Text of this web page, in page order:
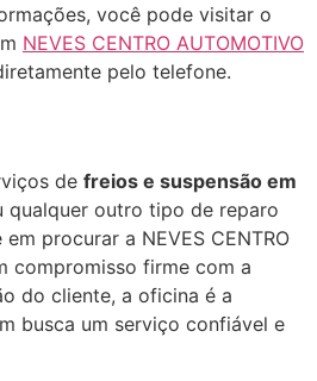
você pode visitar o
NEVES CENTRO AUTOMOTIVO
pelo telefone.
de freios e suspensão em
qualquer outro tipo de reparo
procurar a NEVES CENTRO
compromisso firme com a
do cliente, a oficina é a
busca um serviço confiável e